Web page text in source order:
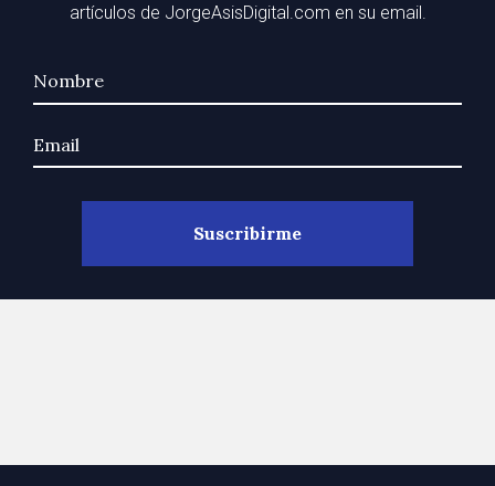
artículos de JorgeAsisDigital.com en su email.